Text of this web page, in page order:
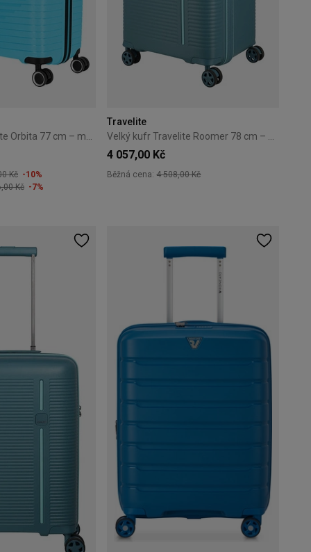
Kč -10%
Kč -7%
Travelite
Velký kufr Travelite Roomer 78 cm – modrý
4 057,00 Kč
Běžná cena:4 508,00 Kč